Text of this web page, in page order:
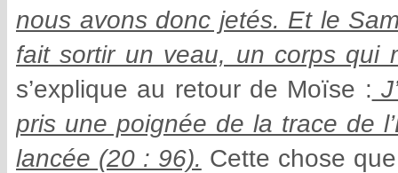
nous avons donc jetés. Et le
fait sortir un veau, un corps qui
s’explique au retour de Moïse :
pris une poignée de la trace de
lancée (20 : 96). Cette chose